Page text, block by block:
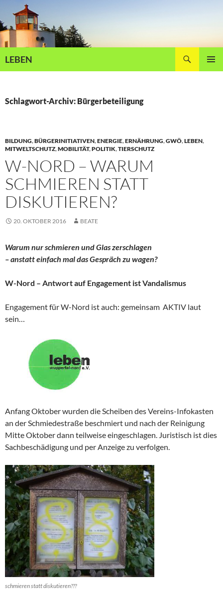
Inhalt
springen
LEBEN
Schlagwort-Archiv: Bürgerbeteiligung
BILDUNG,BÜRGERINITIATIVEN,ENERGIE,ERNÄHRUNG,GWÖ,LEBEN,
MITWELTSCHUTZ,MOBILITÄT,POLITIK,TIERSCHUTZ
W-NORD – WARUM
SCHMIEREN STATT
DISKUTIEREN?
20. OKTOBER 2016 BEATE
Warum nur schmieren und Glas zerschlagen
– anstatt einfach mal das Gespräch zu wagen?
W-Nord – Antwort auf Engagement ist Vandalismus
Engagement für W-Nord ist auch: gemeinsam AKTIV laut
sein…
Anfang Oktober wurden die Scheiben des Vereins-Infokasten
an der Schmiedestraße beschmiert und nach der Reinigung
Mitte Oktober dann teilweise eingeschlagen. Juristisch ist dies
Sachbeschädigung und per Anzeige zu verfolgen.
schmieren statt diskutieren???